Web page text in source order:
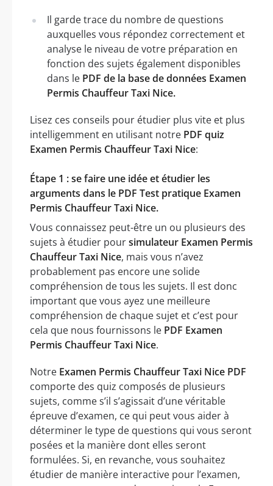
Il garde trace du nombre de questions
auxquelles vous répondez correctement et
analyse le niveau de votre préparation en
fonction des sujets également disponibles
dans le PDF de la base de données Examen
Permis Chauffeur Taxi Nice.
Lisez ces conseils pour étudier plus vite et plus
intelligemment en utilisant notre PDF quiz
Examen Permis Chauffeur Taxi Nice:
Étape 1 : se faire une idée et étudier les
arguments dans le PDF Test pratique Examen
Permis Chauffeur Taxi Nice.
Vous connaissez peut-être un ou plusieurs des
sujets à étudier poursimulateur Examen Permis
Chauffeur Taxi Nice, mais vous n’avez
probablement pas encore une solide
compréhension de tous les sujets. Il est donc
important que vous ayez une meilleure
compréhension de chaque sujet et c’est pour
cela que nous fournissons le PDF Examen
Permis Chauffeur Taxi Nice.
Notre Examen Permis Chauffeur Taxi Nice PDF
comporte des quiz composés de plusieurs
sujets, comme s’il s’agissait d’une véritable
épreuve d’examen, ce qui peut vous aider à
déterminer le type de questions qui vous seront
posées et la manière dont elles seront
formulées. Si, en revanche, vous souhaitez
étudier de manière interactive pour l’examen,